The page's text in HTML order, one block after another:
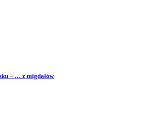
– … z migdałów